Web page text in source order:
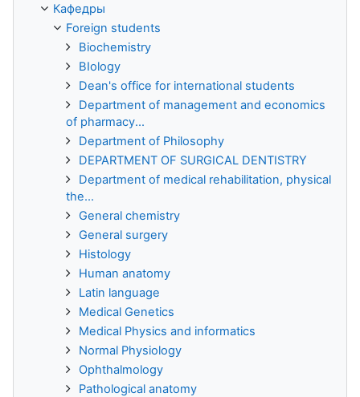
Кафедры
Foreign students
Biochemistry
BIology
Dean's office for international students
Department of management and economics
of pharmacy...
Department of Philosophy
DEPARTMENT OF SURGICAL DENTISTRY
Department of medical rehabilitation, physical
the...
General chemistry
General surgery
Histology
Human anatomy
Latin language
Medical Genetics
Medical Physics and informatics
Normal Physiology
Ophthalmology
Pathological anatomy